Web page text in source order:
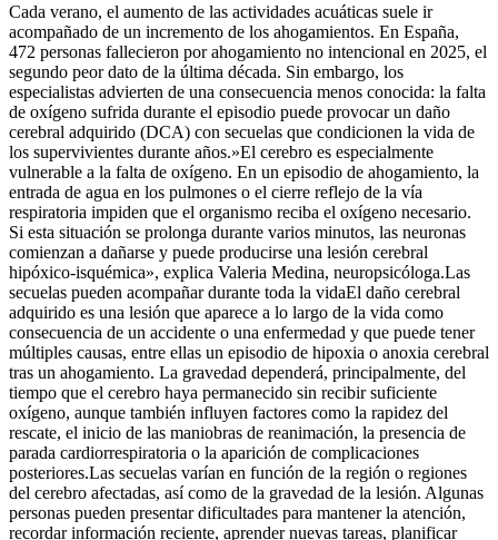
Cada verano, el aumento de las actividades acuáticas suele ir
acompañado de un incremento de los ahogamientos. En España,
472 personas fallecieron por ahogamiento no intencional en 2025, el
segundo peor dato de la última década. Sin embargo, los
especialistas advierten de una consecuencia menos conocida: la falta
de oxígeno sufrida durante el episodio puede provocar un daño
cerebral adquirido (DCA) con secuelas que condicionen la vida de
los supervivientes durante años.»El cerebro es especialmente
vulnerable a la falta de oxígeno. En un episodio de ahogamiento, la
entrada de agua en los pulmones o el cierre reflejo de la vía
respiratoria impiden que el organismo reciba el oxígeno necesario.
Si esta situación se prolonga durante varios minutos, las neuronas
comienzan a dañarse y puede producirse una lesión cerebral
hipóxico-isquémica», explica Valeria Medina, neuropsicóloga.Las
secuelas pueden acompañar durante toda la vidaEl daño cerebral
adquirido es una lesión que aparece a lo largo de la vida como
consecuencia de un accidente o una enfermedad y que puede tener
múltiples causas, entre ellas un episodio de hipoxia o anoxia cerebral
tras un ahogamiento. La gravedad dependerá, principalmente, del
tiempo que el cerebro haya permanecido sin recibir suficiente
oxígeno, aunque también influyen factores como la rapidez del
rescate, el inicio de las maniobras de reanimación, la presencia de
parada cardiorrespiratoria o la aparición de complicaciones
posteriores.Las secuelas varían en función de la región o regiones
del cerebro afectadas, así como de la gravedad de la lesión. Algunas
personas pueden presentar dificultades para mantener la atención,
recordar información reciente, aprender nuevas tareas, planificar